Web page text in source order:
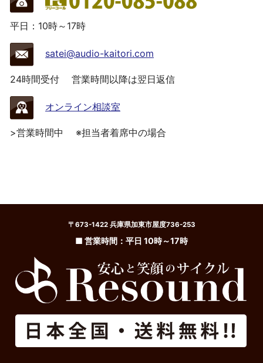
平日：10時～17時
satei@audio-kaitori.com
24時間受付 営業時間以降は翌日返信
オンライン相談室
>営業時間中 ※担当者着席中の場合
〒673-1422 兵庫県加東市屋度736-253
■ 営業時間：平日 10時～17時